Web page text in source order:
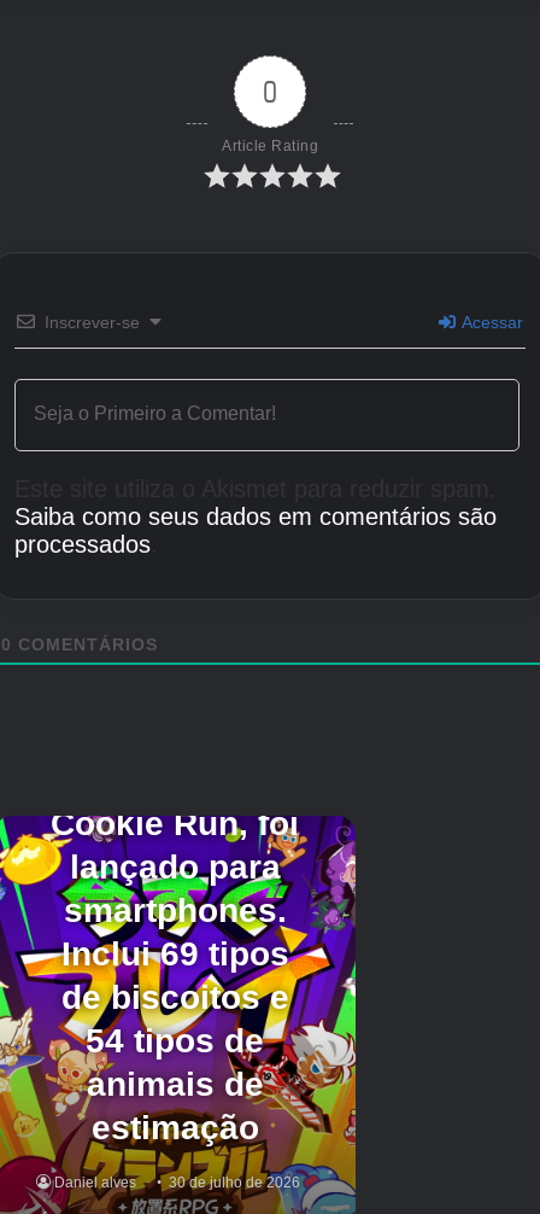
0
Article Rating
Inscrever-se Acessar
Saiba como seus dados em comentários são
processados.
0 COMENTÁRIOS